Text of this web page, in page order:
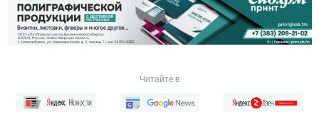
Читайте в